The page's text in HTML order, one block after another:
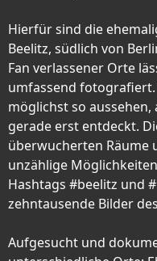
Hierfür sind die
Beelitz, südlich von
Fan verlassener Orte
umfassend
möglichst so
gerade erst entdeckt.
überwucherten Räume
unzählige
Hashtags #beelitz und
zehntausende Bilder
Aufgesucht und